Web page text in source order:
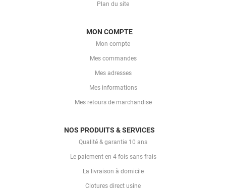
Plan du site
MON COMPTE
Mon compte
Mes commandes
Mes adresses
Mes informations
Mes retours de marchandise
NOS PRODUITS & SERVICES
Qualité & garantie 10 ans
Le paiement en 4 fois sans frais
La livraison à domicile
Clotures direct usine